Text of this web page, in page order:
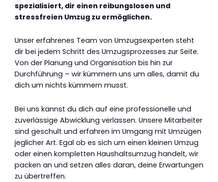
spezialisiert, dir einen reibungslosen und
stressfreien Umzug zu ermöglichen.
Unser erfahrenes Team von Umzugsexperten steht
dir bei jedem Schritt des Umzugsprozesses zur Seite.
Von der Planung und Organisation bis hin zur
Durchführung – wir kümmern uns um alles, damit du
dich um nichts kümmern musst.
Bei uns kannst du dich auf eine professionelle und
zuverlässige Abwicklung verlassen. Unsere Mitarbeiter
sind geschult und erfahren im Umgang mit Umzügen
jeglicher Art. Egal ob es sich um einen kleinen Umzug
oder einen kompletten Haushaltsumzug handelt, wir
packen an und setzen alles daran, deine Erwartungen
zu übertreffen.